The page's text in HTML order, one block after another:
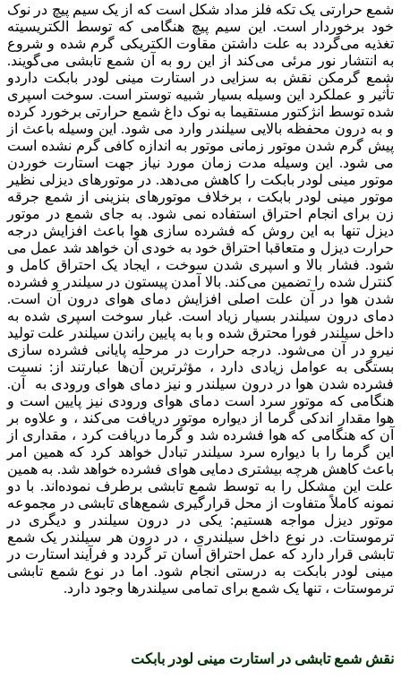
شمع حرارتی یک تکه فلز مداد شکل است که از یک سیم پیچ در نوک
خود برخوردار است. این سیم پیچ هنگامی که توسط الکتریسیته
تغذیه می‌گردد به علت داشتن مقاوت الکتریکی گرم شده و شروع
به انتشار نور مرئی می‌کند از این رو به آن شمع تابشی می‌گویند.
شمع گرمکن نقش به سزایی در استارت مینی لودر بابکت داردو
تأثیر و عملکرد این وسیله بسیار شبیه توستر است. سوخت اسپری
شده توسط انژکتور مستقیما به نوک داغ شمع حرارتی برخورد کرده
و به درون محفظه بالایی سیلندر وارد می ‌شود. این وسیله باعث از
پیش گرم شدن موتور زمانی موتور به اندازه کافی گرم نشده است
می شود. این وسیله مدت زمان مورد نیاز جهت استارت خوردن
موتور مینی لودر بابکت را کاهش می‌دهد. در موتورهای دیزلی نظیر
موتور مینی لودر بابکت ، برخلاف موتورهای بنزینی از شمع جرقه
زن برای انجام احتراق استفاده نمی ‌شود. به جای شمع در موتور
دیزل تنها به این روش که فشرده سازی هوا باعث افزایش درجه
حرارت دیزل و متعاقبا احتراق خود به خودی آن خواهد شد عمل می
شود. فشار بالا و اسپری شدن سوخت ، ایجاد یک احتراق کامل و
کنترل شده را تضمین می‌کند. بالا آمدن پیستون در سیلندر و فشرده
شدن هوا در آن علت اصلی افزایش دمای هوای درون آن است.
دمای درون سیلندر بسیار زیاد است. غبار سوخت اسپری شده به
داخل سیلندر فورا محترق شده و با به پایین راندن سیلندر علت تولید
نیرو در آن می‌شود. درجه حرارت در مرحله پایانی فشرده سازی
بستگی به عوامل زیادی دارد ، مؤثرترین آن‌ها عبارتند از: نسبت
فشرده شدن هوا در درون سیلندر و نیز دمای هوای ورودی به آن.
هنگامی که موتور سرد است دمای هوای ورودی نیز پایین است و
هوا مقدار اندکی گرما از دیواره موتور دریافت می‌کند ، و علاوه بر
آن که هنگامی که هوا فشرده شد و گرما دریافت کرد ، مقداری از
این گرما را با دیواره سرد سیلندر تبادل خواهد کرد که همین امر
باعث کاهش هرچه بیشتری دمایی هوای فشرده خواهد شد. به همین
علت این مشکل را به توسط شمع تابشی برطرف نموده‌اند. با دو
نمونه کاملاً متفاوت از محل قرارگیری شمع‌های تابشی در مجموعه
موتور دیزل مواجه هستیم: یکی در درون سیلندر و دیگری در
ترموستات. در نوع داخل سیلندری ، در درون هر سیلندر یک شمع
تابشی قرار دارد که عمل احتراق آسان تر گردد و فرآیند استارت در
مینی لودر بابکت به درستی انجام شود. اما در نوع شمع تابشی
ترموستات ، تنها یک شمع برای تمامی سیلندرها وجود دارد.
نقش شمع تابشی در استارت مینی لودر بابکت